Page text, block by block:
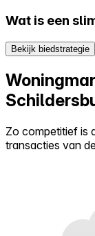
Wat is een
Bekijk biedstrategie
Zo competitief is
transacties van